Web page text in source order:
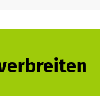
die Menge an
Erweiterung